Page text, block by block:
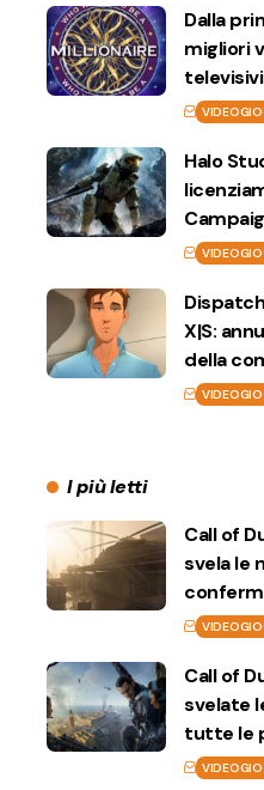
Dalla
migliori
televisivi
Halo
X|S:
della
I più letti
Call of
svela le
Call of
svelate
tutte le